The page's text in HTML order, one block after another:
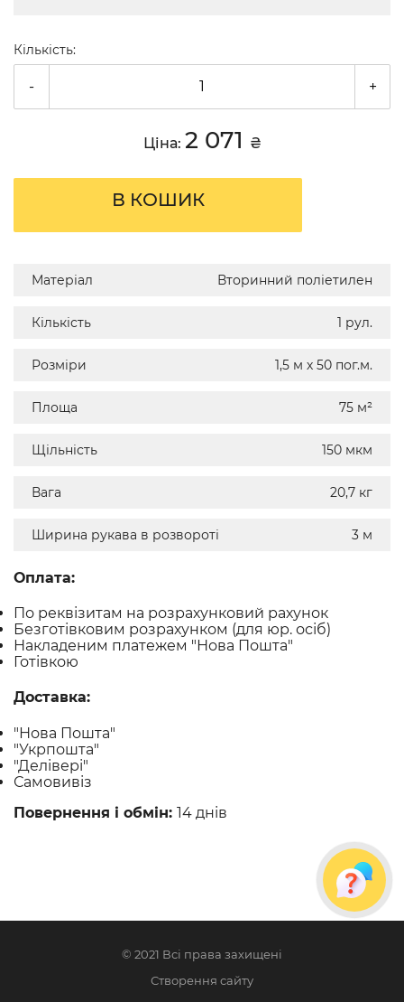
Кількість:
- +
Ціна: 2 071 ₴
В КОШИК
Матеріал Вторинний поліетилен
Кількість 1 рул.
Розміри 1,5 м х 50 пог.м.
Площа 75 м²
Щільність 150 мкм
Вага 20,7 кг
Ширина рукава в розвороті 3 м
Оплата:
По реквізитам на розрахунковий рахунок
Безготівковим розрахунком (для юр. осіб)
Накладеним платежем "Нова Пошта"
Готівкою
Доставка:
"Нова Пошта"
"Укрпошта"
"Делівері"
Самовивіз
Повернення і обмін: 14 днів
© 2021 Всі права захищені
Створення сайту